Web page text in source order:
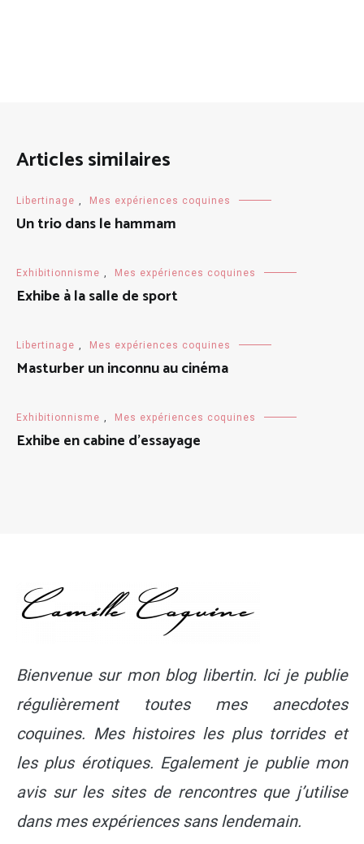
Articles similaires
Libertinage , Mes expériences coquines
Un trio dans le hammam
Exhibitionnisme , Mes expériences coquines
Exhibe à la salle de sport
Libertinage , Mes expériences coquines
Masturber un inconnu au cinéma
Exhibitionnisme , Mes expériences coquines
Exhibe en cabine d’essayage
Bienvenue sur mon blog libertin. Ici je publie
régulièrement toutes mes anecdotes
coquines. Mes histoires les plus torrides et
les plus érotiques. Egalement je publie mon
avis sur les sites de rencontres que j’utilise
dans mes expériences sans lendemain.